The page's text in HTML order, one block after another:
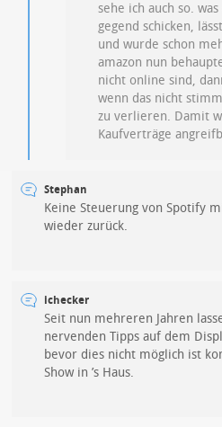
sehe ich auch so.
gegend schicken,
und wurde schon
amazon nun
nicht online sind,
wenn das nicht
zu verlieren. Damit
Kaufverträge
Stephan
Keine Steuerung von Spotify
wieder zurück.
ichecker
Seit nun mehreren Jahren
nervenden Tipps auf dem
bevor dies nicht möglich ist
Show in ’s Haus.